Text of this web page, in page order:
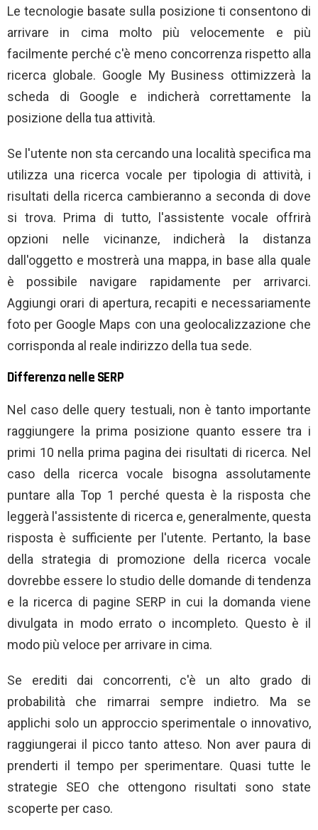
Le tecnologie basate sulla posizione ti consentono di
arrivare in cima molto più velocemente e più
facilmente perché c'è meno concorrenza rispetto alla
ricerca globale. Google My Business ottimizzerà la
scheda di Google e indicherà correttamente la
posizione della tua attività.
Se l'utente non sta cercando una località specifica ma
utilizza una ricerca vocale per tipologia di attività, i
risultati della ricerca cambieranno a seconda di dove
si trova. Prima di tutto, l'assistente vocale offrirà
opzioni nelle vicinanze, indicherà la distanza
dall'oggetto e mostrerà una mappa, in base alla quale
è possibile navigare rapidamente per arrivarci.
Aggiungi orari di apertura, recapiti e necessariamente
foto per Google Maps con una geolocalizzazione che
corrisponda al reale indirizzo della tua sede.
Differenza nelle SERP
Nel caso delle query testuali, non è tanto importante
raggiungere la prima posizione quanto essere tra i
primi 10 nella prima pagina dei risultati di ricerca. Nel
caso della ricerca vocale bisogna assolutamente
puntare alla Top 1 perché questa è la risposta che
leggerà l'assistente di ricerca e, generalmente, questa
risposta è sufficiente per l'utente. Pertanto, la base
della strategia di promozione della ricerca vocale
dovrebbe essere lo studio delle domande di tendenza
e la ricerca di pagine SERP in cui la domanda viene
divulgata in modo errato o incompleto. Questo è il
modo più veloce per arrivare in cima.
Se erediti dai concorrenti, c'è un alto grado di
probabilità che rimarrai sempre indietro. Ma se
applichi solo un approccio sperimentale o innovativo,
raggiungerai il picco tanto atteso. Non aver paura di
prenderti il ​​tempo per sperimentare. Quasi tutte le
strategie SEO che ottengono risultati sono state
scoperte per caso.